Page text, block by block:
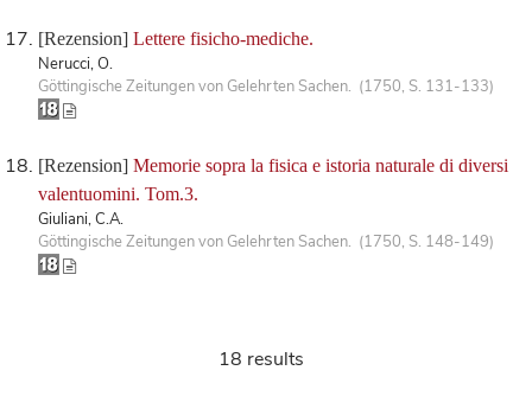
[Rezension] Lettere fisicho-mediche.
Nerucci, O.
Göttingische Zeitungen von Gelehrten Sachen. (1750, S. 131-133)
[Rezension] Memorie sopra la fisica e istoria naturale di diversi
valentuomini. Tom.3.
Giuliani, C.A.
Göttingische Zeitungen von Gelehrten Sachen. (1750, S. 148-149)
18 results